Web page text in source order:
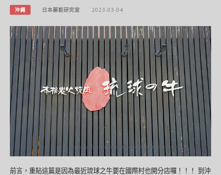
沖繩 日本藥粧研究室 2023-03-04
前言，重貼這篇是因為最近琉球之牛要在國際村也開分店囉！！！ 到沖